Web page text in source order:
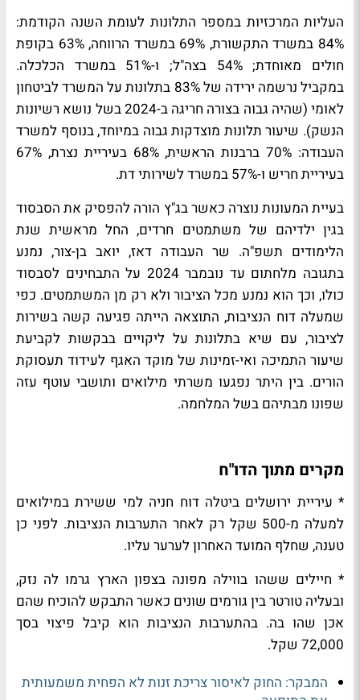
העליות המרכזיות במספר התלונות לעומת השנה הקודמת:
84% במשרד התקשורת, 69% במשרד הרווחה, 63% בקופת
חולים מאוחדת; 54% בצה"ל; ו-51% במשרד הכלכלה.
במקביל נרשמה ירידה של 83% בתלונות על המשרד לביטחון
לאומי (שהיה גבוה בצורה חריגה ב-2024 בשל נושא רשיונות
הנשק). שיעור תלונות מוצדקות גבוה במיוחד, בנוסף למשרד
העבודה: 70% ברבנות הראשית, 68% בעיריית נצרת, 67%
בעיריית חריש ו-57% במשרד לשירותי דת.
בעיית המעונות נוצרה כאשר בג"ץ הורה להפסיק את הסבסוד
בגין ילדיהם של משתמטים חרדים, החל מראשית שנת
הלימודים תשפ"ה. שר העבודה דאז, יואב בן-צור, נמנע
בתגובה מלחתום עד נובמבר 2024 על התבחינים לסבסוד
כולו, וכך הוא נמנע מכל הציבור ולא רק מן המשתמטים. כפי
שמעלה דוח הנציבות, התוצאה הייתה פגיעה קשה בשירות
לציבור, עם שיא בתלונות על ליקויים בבקשות לקביעת
שיעור התמיכה ואי-זמינות של מוקד האגף לעידוד תעסוקת
הורים. בין היתר נפגעו משרתי מילואים ותושבי עוטף עזה
שפונו מבתיהם בשל המלחמה.
מקרים מתוך הדו"ח
* עיריית ירושלים ביטלה דוח חניה למי ששירת במילואים
למעלה מ-500 שקל רק לאחר התערבות הנציבות. לפני כן
טענה, שחלף המועד האחרון לערער עליו.
* חיילים ששהו בווילה מפונה בצפון הארץ גרמו לה נזק,
ובעליה טורטר בין גורמים שונים כאשר התבקש להוכיח שהם
אכן שהו בה. בהתערבות הנציבות הוא קיבל פיצוי בסך
72,000 שקל.
המבקר: החוק לאיסור צריכת זנות לא הפחית משמעותית